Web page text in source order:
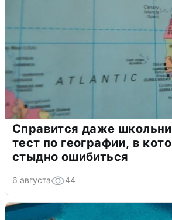
Справится даже
тест по географии, в
стыдно ошибиться
6 августа 44